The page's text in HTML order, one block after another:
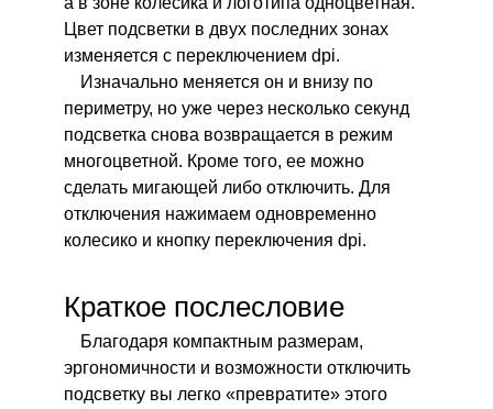
Цвет подсветки в двух последних зонах
изменяется с переключением dpi.
Изначально меняется он и внизу по
периметру, но уже через несколько секунд
подсветка снова возвращается в режим
многоцветной. Кроме того, ее можно
сделать мигающей либо отключить. Для
отключения нажимаем одновременно
колесико и кнопку переключения dpi.
Краткое послесловие
Благодаря компактным размерам,
эргономичности и возможности отключить
подсветку вы легко «превратите» этого